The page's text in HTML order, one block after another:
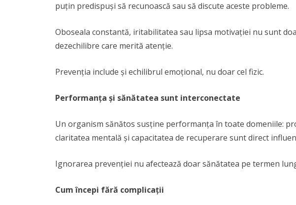
puțin predispuși să recunoască sau să discute aceste probleme.
Oboseala constantă, iritabilitatea sau lipsa motivației nu sunt
dezechilibre care merită atenție.
Prevenția include și echilibrul emoțional, nu doar cel fizic.
Performanța și sănătatea sunt interconectate
Un organism sănătos susține performanța în toate domeniile:
claritatea mentală și capacitatea de recuperare sunt direct
Ignorarea prevenției nu afectează doar sănătatea pe termen
Cum începi fără complicații